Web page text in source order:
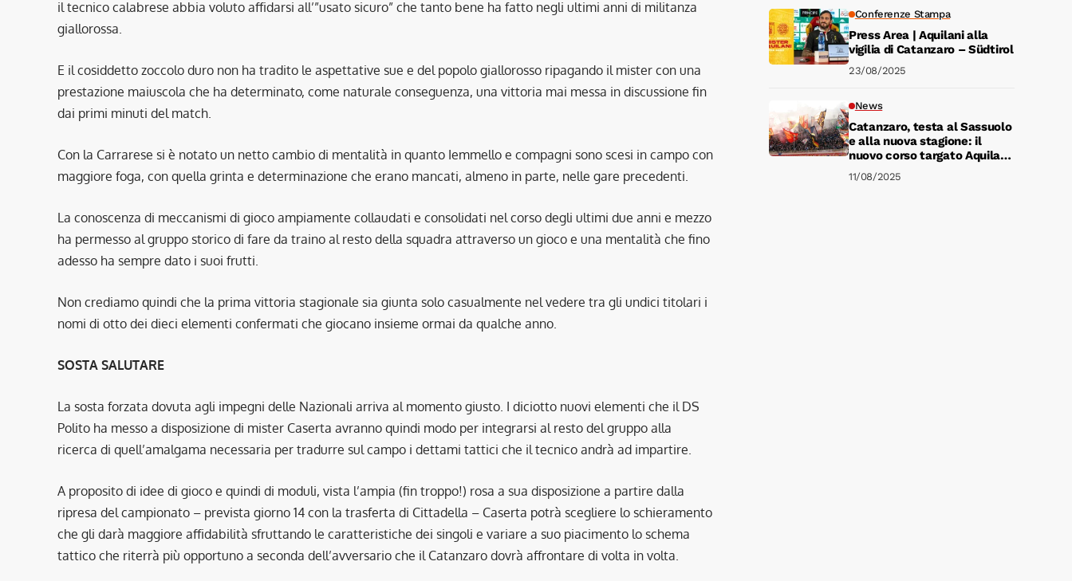
il tecnico calabrese abbia voluto affidarsi all’”usato sicuro” che tanto bene ha fatto negli ultimi anni di militanza
giallorossa.
E il cosiddetto zoccolo duro non ha tradito le aspettative sue e del popolo giallorosso ripagando il mister con una
prestazione maiuscola che ha determinato, come naturale conseguenza, una vittoria mai messa in discussione fin
dai primi minuti del match.
Con la Carrarese si è notato un netto cambio di mentalità in quanto Iemmello e compagni sono scesi in campo con
maggiore foga, con quella grinta e determinazione che erano mancati, almeno in parte, nelle gare precedenti.
La conoscenza di meccanismi di gioco ampiamente collaudati e consolidati nel corso degli ultimi due anni e mezzo
ha permesso al gruppo storico di fare da traino al resto della squadra attraverso un gioco e una mentalità che fino
adesso ha sempre dato i suoi frutti.
Non crediamo quindi che la prima vittoria stagionale sia giunta solo casualmente nel vedere tra gli undici titolari i
nomi di otto dei dieci elementi confermati che giocano insieme ormai da qualche anno.
SOSTA SALUTARE
La sosta forzata dovuta agli impegni delle Nazionali arriva al momento giusto. I diciotto nuovi elementi che il DS
Polito ha messo a disposizione di mister Caserta avranno quindi modo per integrarsi al resto del gruppo alla
ricerca di quell’amalgama necessaria per tradurre sul campo i dettami tattici che il tecnico andrà ad impartire.
A proposito di idee di gioco e quindi di moduli, vista l’ampia (fin troppo!) rosa a sua disposizione a partire dalla
ripresa del campionato – prevista giorno 14 con la trasferta di Cittadella – Caserta potrà scegliere lo schieramento
che gli darà maggiore affidabilità sfruttando le caratteristiche dei singoli e variare a suo piacimento lo schema
tattico che riterrà più opportuno a seconda dell’avversario che il Catanzaro dovrà affrontare di volta in volta.
Conferenze Stampa
Press Area | Aquilani alla
vigilia di Catanzaro – Südtirol
23/08/2025
News
Catanzaro, testa al Sassuolo
e alla nuova stagione: il
nuovo corso targato Aquilani
sta per iniziare
11/08/2025